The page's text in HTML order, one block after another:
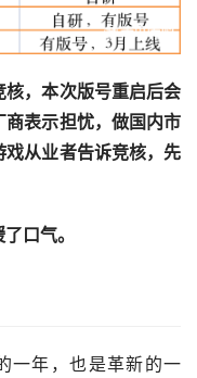
，本次版号重启后会
表示担忧，做国内市
从业者告诉竞核，先
口气。
一年，也是革新的一